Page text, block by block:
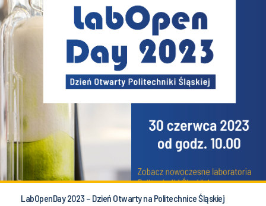
LabOpenDay 2023 – Dzień Otwarty na Politechnice Śląskiej